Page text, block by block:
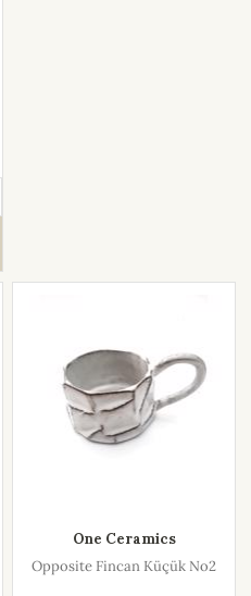
One Ceramics
Opposite Fincan Küçük No2